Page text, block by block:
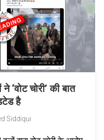
‘वोट चोरी’ की बात
है
Siddiqui